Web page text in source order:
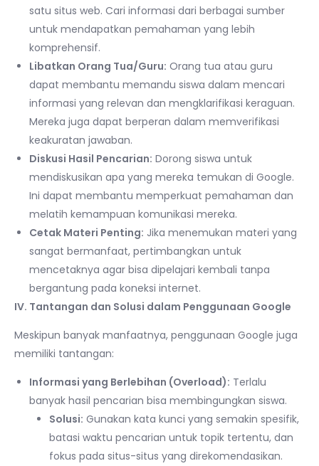
satu situs web. Cari informasi dari berbagai sumber
untuk mendapatkan pemahaman yang lebih
komprehensif.
Libatkan Orang Tua/Guru: Orang tua atau guru
dapat membantu memandu siswa dalam mencari
informasi yang relevan dan mengklarifikasi keraguan.
Mereka juga dapat berperan dalam memverifikasi
keakuratan jawaban.
Diskusi Hasil Pencarian: Dorong siswa untuk
mendiskusikan apa yang mereka temukan di Google.
Ini dapat membantu memperkuat pemahaman dan
melatih kemampuan komunikasi mereka.
Cetak Materi Penting: Jika menemukan materi yang
sangat bermanfaat, pertimbangkan untuk
mencetaknya agar bisa dipelajari kembali tanpa
bergantung pada koneksi internet.
IV. Tantangan dan Solusi dalam Penggunaan Google
Meskipun banyak manfaatnya, penggunaan Google juga
memiliki tantangan:
Informasi yang Berlebihan (Overload): Terlalu
banyak hasil pencarian bisa membingungkan siswa.
Solusi: Gunakan kata kunci yang semakin spesifik,
batasi waktu pencarian untuk topik tertentu, dan
fokus pada situs-situs yang direkomendasikan.